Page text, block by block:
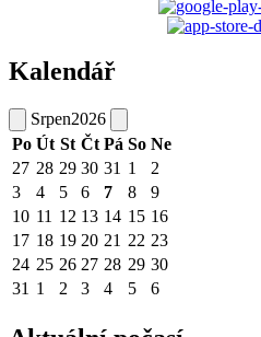
Kalendář
Srpen2026
Po Út St Čt Pá So Ne
27 28 29 30 31 1
2
3
4 5 6 7 8
9
10 11 12 13 14 15 16
17 18 19 20 21 22 23
24 25 26 27 28 29 30
31 1 2 3 4 5 6